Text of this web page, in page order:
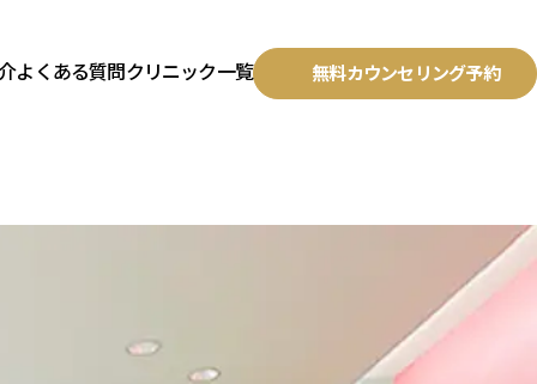
よくある質問クリニック一覧 無料カウンセリング予約
院